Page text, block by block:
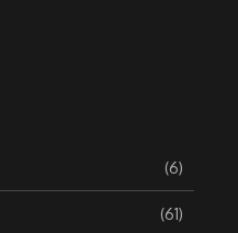
(6)
(61)